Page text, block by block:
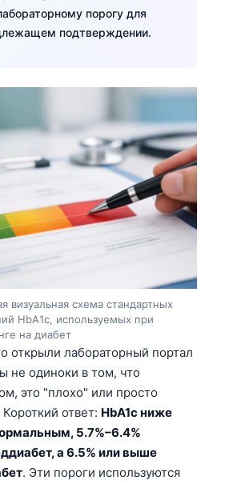
порогу для
подтверждении.
визуальная схема стандартных
HbA1c, используемых при
на диабет
открыли лабораторный портал
не одиноки в том, что
это "плохо" или просто
ответ: HbA1c ниже
5.7%–6.4%
а 6.5% или выше
. Эти пороги используются